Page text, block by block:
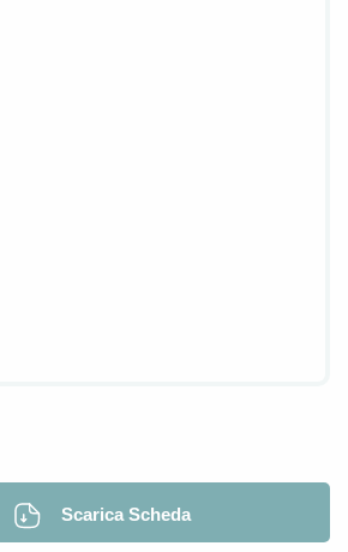
Scarica Scheda